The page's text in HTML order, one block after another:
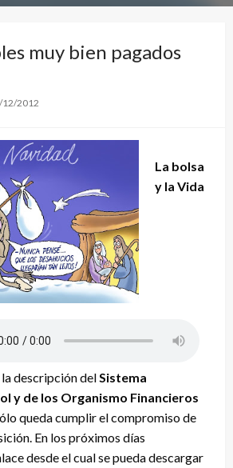
muy bien pagados
12/2012
La bolsa
y la Vida
descripción del Sistema
y de los Organismo Financieros
queda cumplir el compromiso de
En los próximos días
desde el cual se pueda descargar